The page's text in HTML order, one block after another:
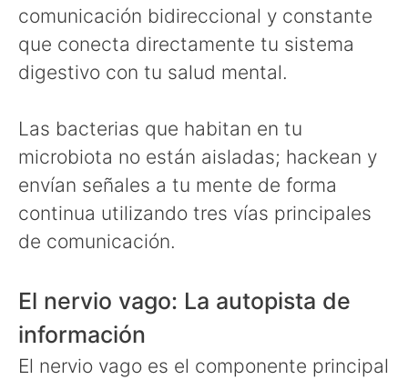
comunicación bidireccional y constante
que conecta directamente tu sistema
digestivo con tu salud mental.
Las bacterias que habitan en tu
microbiota no están aisladas; hackean y
envían señales a tu mente de forma
continua utilizando tres vías principales
de comunicación.
El nervio vago: La autopista de
información
El nervio vago es el componente principal